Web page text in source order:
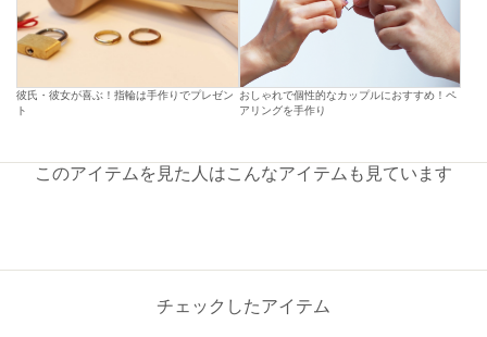
彼氏・彼女が喜ぶ！指輪は手作りでプレゼン
ト
おしゃれで個性的なカップルにおすすめ！ペ
アリングを手作り
このアイテムを見た人はこんなアイテムも見ています
チェックしたアイテム